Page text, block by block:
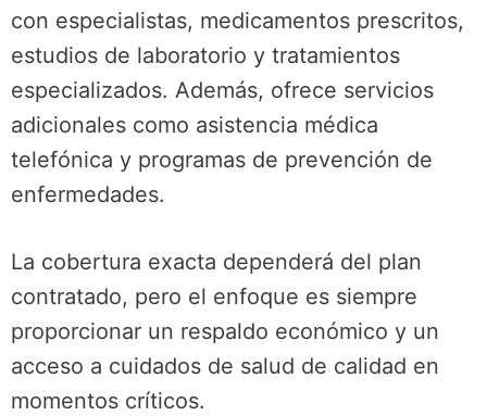
con especialistas, medicamentos prescritos,
estudios de laboratorio y tratamientos
especializados. Además, ofrece servicios
adicionales como asistencia médica
telefónica y programas de prevención de
enfermedades.
La cobertura exacta dependerá del plan
contratado, pero el enfoque es siempre
proporcionar un respaldo económico y un
acceso a cuidados de salud de calidad en
momentos críticos.